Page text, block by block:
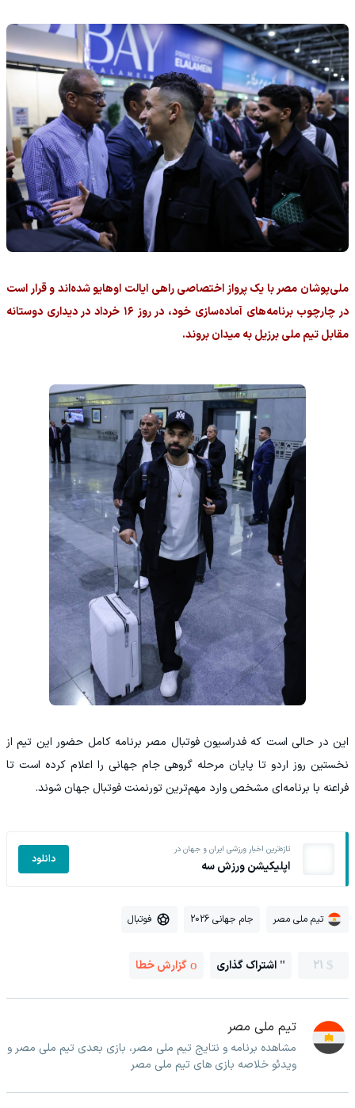
ملی‌پوشان مصر با یک پرواز اختصاصی راهی ایالت اوهایو شده‌اند و قرار است
در چارچوب برنامه‌های آماده‌سازی خود، در روز ۱۶ خرداد در دیداری دوستانه
مقابل تیم ملی برزیل به میدان بروند.
این در حالی است که فدراسیون فوتبال مصر برنامه کامل حضور این تیم از
نخستین روز اردو تا پایان مرحله گروهی جام جهانی را اعلام کرده است تا
فراعنه با برنامه‌ای مشخص وارد مهم‌ترین تورنمنت فوتبال جهان شوند.
تازه‌ترین اخبار ورزشی ایران و جهان در
اپلیکیشن ورزش سه دانلود
تیم ملی مصر جام جهانی 2026 فوتبال
21 اشتراک گذاری گزارش خطا
تیم ملی مصر
مشاهده برنامه و نتایج تیم ملی مصر، بازی بعدی تیم ملی مصر و
ویدئو خلاصه بازی های تیم ملی مصر